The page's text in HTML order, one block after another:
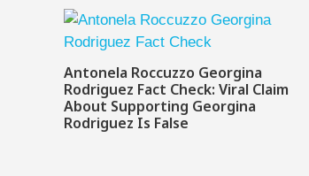
Antonela Roccuzzo Georgina
Rodriguez Fact Check: Viral Claim
About Supporting Georgina
Rodriguez Is False